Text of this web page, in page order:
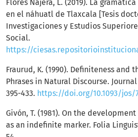
Flores Nájera, L. (2019). La
en el náhuatl de Tlaxcala [Tesis
Investigaciones y Estudios
Social.
https://
Fraurud, K. (1990). Definiteness and
Phrases in Natural Discourse.
395-433. https://doi.org/10.1093/jos/
Givón, T. (1981). On the
as an indefinite marker. Folia